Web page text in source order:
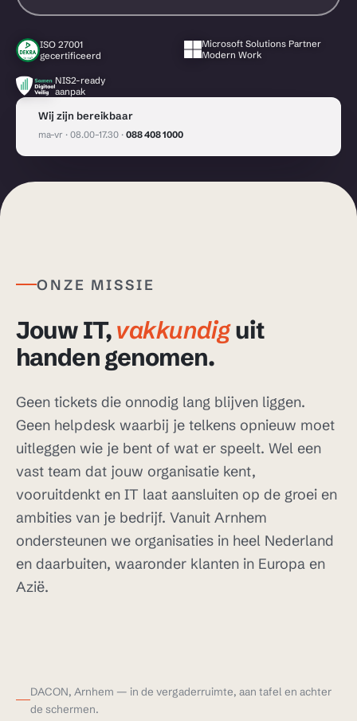
ISO 27001
gecertificeerd
Microsoft Solutions Partner
Modern Work
NIS2-ready
aanpak
Wij zijn bereikbaar
ma–vr · 08.00–17.30 · 088 408 1000
ONZE MISSIE
Jouw IT,vakkundiguit
handen genomen.
Geen tickets die onnodig lang blijven liggen.
Geen helpdesk waarbij je telkens opnieuw moet
uitleggen wie je bent of wat er speelt. Wel een
vast team dat jouw organisatie kent,
vooruitdenkt en IT laat aansluiten op de groei en
ambities van je bedrijf. Vanuit Arnhem
ondersteunen we organisaties in heel Nederland
en daarbuiten, waaronder klanten in Europa en
Azië.
DACON, Arnhem — in de vergaderruimte, aan tafel en achter
de schermen.